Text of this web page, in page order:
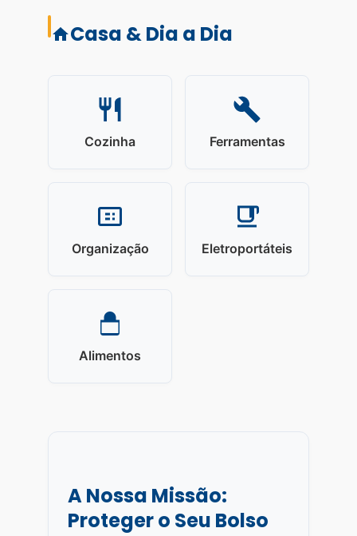
Casa & Dia a Dia
Cozinha Ferramentas
Organização Eletroportáteis
Alimentos
A Nossa Missão:
Proteger o Seu Bolso